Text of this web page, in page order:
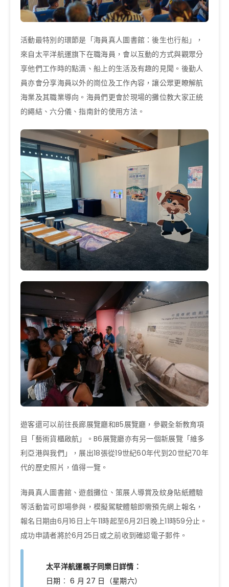
活動最特別的環節是「海員真人圖書館：後生也行船」，
來自太平洋航運旗下在職海員，會以互動的方式與觀眾分
享他們工作時的點滴、船上的生活及有趣的見聞。後勤人
員亦會分享海員以外的崗位及工作內容，讓公眾更瞭解航
海業及其職業導向。海員們更會於現場的攤位教大家正統
的繩結、六分儀、指南針的使用方法。
遊客還可以前往長廊展覽廳和B5展覽廳，參觀全新教育項
目「藝術貨櫃啟航」。B6展覽廳亦有另一個新展覽「維多
利亞港與我們」，展出18張從19世紀60年代到20世紀70年
代的歷史照片，值得一覽。
海員真人圖書館、遊戲攤位、策展人導賞及紋身貼紙體驗
等活動皆可即場參與，模擬駕駛體驗即需預先網上報名，
報名日期由6月16日上午11時起至6月21日晚上11時59分止。
成功申請者將於6月25日或之前收到確認電子郵件。
太平洋航運親子同樂日詳情︰
日期︰ 6 月 27 日（星期六）